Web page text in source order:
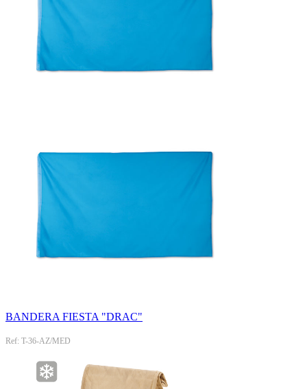
BANDERA FIESTA "DRAC"
Ref: T-36-AZ/MED